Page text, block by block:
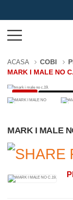
ACASA COBI
MARK I MALE NO
-3% 878
MARK I MALE